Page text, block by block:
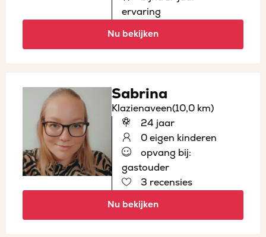
ervaring
Nu bekijken
Sabrina
Klazienaveen(10,0 km)
24 jaar
0 eigen kinderen
opvang bij:
gastouder
3 recensies
Nu bekijken